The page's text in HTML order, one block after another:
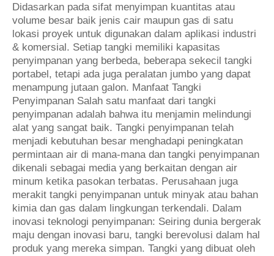
Didasarkan pada sifat menyimpan kuantitas atau
volume besar baik jenis cair maupun gas di satu
lokasi proyek untuk digunakan dalam aplikasi industri
& komersial. Setiap tangki memiliki kapasitas
penyimpanan yang berbeda, beberapa sekecil tangki
portabel, tetapi ada juga peralatan jumbo yang dapat
menampung jutaan galon. Manfaat Tangki
Penyimpanan Salah satu manfaat dari tangki
penyimpanan adalah bahwa itu menjamin melindungi
alat yang sangat baik. Tangki penyimpanan telah
menjadi kebutuhan besar menghadapi peningkatan
permintaan air di mana-mana dan tangki penyimpanan
dikenali sebagai media yang berkaitan dengan air
minum ketika pasokan terbatas. Perusahaan juga
merakit tangki penyimpanan untuk minyak atau bahan
kimia dan gas dalam lingkungan terkendali. Dalam
inovasi teknologi penyimpanan: Seiring dunia bergerak
maju dengan inovasi baru, tangki berevolusi dalam hal
produk yang mereka simpan. Tangki yang dibuat oleh